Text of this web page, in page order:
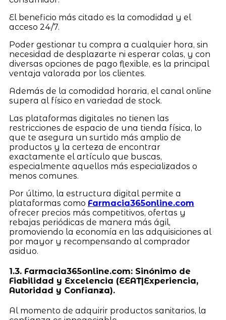
El beneficio más citado es la comodidad y el
acceso 24/7.
Poder gestionar tu compra a cualquier hora, sin
necesidad de desplazarte ni esperar colas, y con
diversas opciones de pago flexible, es la principal
ventaja valorada por los clientes.
Además de la comodidad horaria, el canal online
supera al físico en variedad de stock.
Las plataformas digitales no tienen las
restricciones de espacio de una tienda física, lo
que te asegura un surtido más amplio de
productos y la certeza de encontrar
exactamente el artículo que buscas,
especialmente aquellos más especializados o
menos comunes.
Por último, la estructura digital permite a
plataformas como Farmacia365online.com
ofrecer precios más competitivos, ofertas y
rebajas periódicas de manera más ágil,
promoviendo la economía en las adquisiciones al
por mayor y recompensando al comprador
asiduo.
1.3. Farmacia365online.com: Sinónimo de
Fiabilidad y Excelencia (EEAT|Experiencia,
Autoridad y Confianza).
Al momento de adquirir productos sanitarios, la